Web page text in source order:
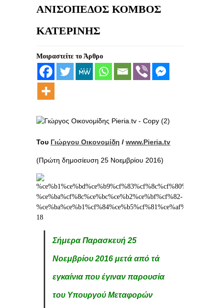
ΑΝΙΣΟΠΕΔΟΣ ΚΟΜΒΟΣ
ΚΑΤΕΡΙΝΗΣ
Μοιραστείτε το Άρθρο
Του Γιώργου Οικονομίδη / www.Pieria.tv
(Πρώτη δημοσίευση 25 Νοεμβρίου 2016)
Σήμερα Παρασκευή 25
Νοεμβρίου 2016 μετά από τά
εγκαίνια που έγιναν παρουσία
του Υπουργού Μεταφορών